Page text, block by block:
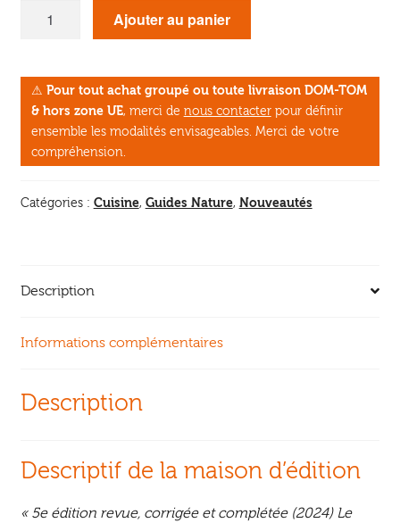
des
champignons
Ajouter au panier
⚠ Pour tout achat groupé ou toute livraison DOM-TOM
& hors zone UE, merci de nous contacterpour définir
ensemble les modalités envisageables. Merci de votre
compréhension.
Catégories : Cuisine, Guides Nature, Nouveautés
Description
Informations complémentaires
Description
Descriptif de la maison d’édition
« 5e édition revue, corrigée et complétée (2024) Le